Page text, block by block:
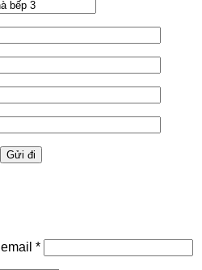
*